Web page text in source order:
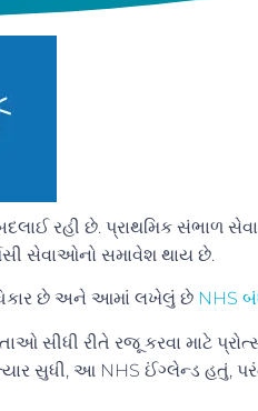
રહી છે. પ્રાથમિક
સેવાઓનો સમાવેશ થાય છે.
છે અને આમાં લખેલું છે NHS
સીધી રીતે રજૂ કરવા માટે
સુધી, આ NHS ઈંગ્લેન્ડ હતું,